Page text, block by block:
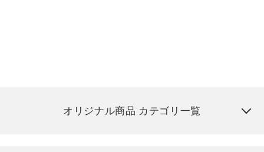
オリジナル商品 カテゴリ一覧